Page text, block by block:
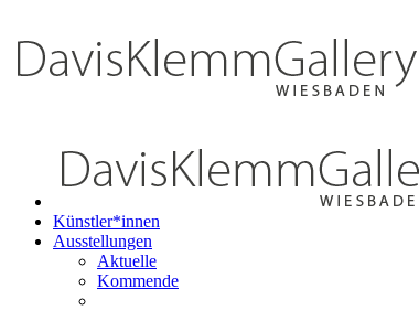
Künstler*innen
Ausstellungen
Aktuelle
Kommende